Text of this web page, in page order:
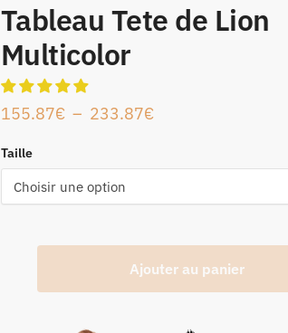
Tableau Tete de Lion
Multicolor
155.87€ – 233.87€
Taille
Ajouter au panier